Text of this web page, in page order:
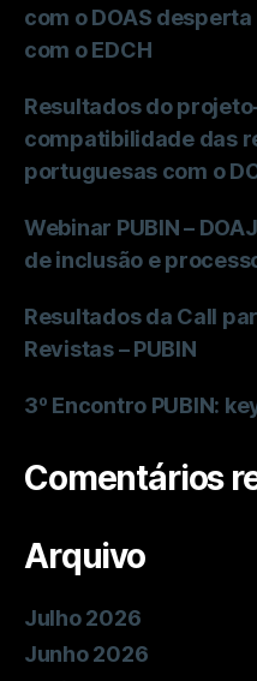
com o DOAS
com o EDCH
Resultados do
compatibilidade das
portuguesas com o
Webinar PUBIN –
de inclusão e
Resultados da Call
Revistas – PUBIN
3º Encontro PUBIN:
Comentários
Arquivo
Julho 2026
Junho 2026